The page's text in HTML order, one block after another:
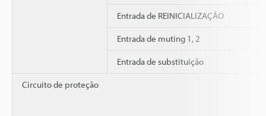
Entrada de REINICIALIZAÇÃO
Entrada de muting 1, 2
Entrada de substituição
Circuito de proteção